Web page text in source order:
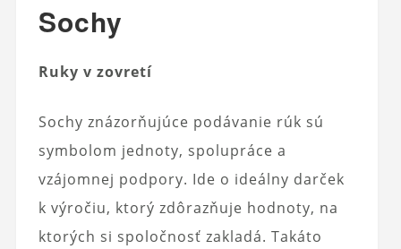
Sochy
Ruky v zovretí
Sochy znázorňujúce podávanie rúk sú
symbolom jednoty, spolupráce a
vzájomnej podpory. Ide o ideálny darček
k výročiu, ktorý zdôrazňuje hodnoty, na
ktorých si spoločnosť zakladá. Takáto